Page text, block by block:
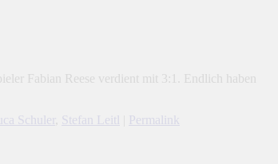
Fabian Reese verdient mit 3:1. Endlich haben
Schuler Stefan Leitl
Permalink